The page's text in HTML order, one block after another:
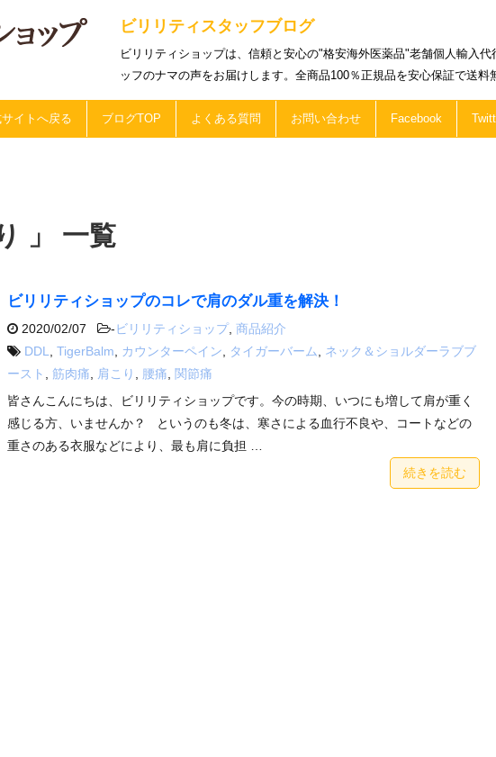
ビリリティスタッフブログ
ビリリティショップは、信頼と安心の"格安海外医薬品"老舗個人輸入
ッフのナマの声をお届けします。全商品100％正規品を安心保証で送料
イトへ戻る ブログTOP よくある質問 お問い合わせ Facebook
」 一覧
ビリリティショップのコレで肩のダル重を解決！
2020/02/07 -ビリリティショップ, 商品紹介
DDL
TigerBalm カウンターペイン タイガーバーム
ネック＆ショルダーラブブ
ースト
筋肉痛 肩こり 腰痛
関節痛
皆さんこんにちは、ビリリティショップです。今の時期、いつにも増して肩が重く
感じる方、いませんか？ というのも冬は、寒さによる血行不良や、コートなどの
重さのある衣服などにより、最も肩に負担 …
続きを読む